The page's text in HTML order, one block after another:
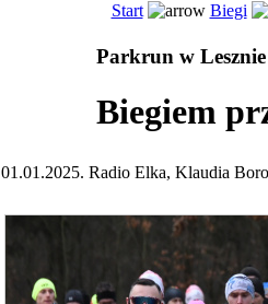
Start Biegi
Parkrun w Lesznie
Biegiem
01.01.2025. Radio Elka, Klaudia